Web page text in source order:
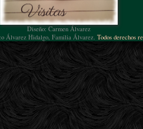
Diseño: Carmen Álvarez
Álvarez Hidalgo, Familia Álvarez. Todos derechos